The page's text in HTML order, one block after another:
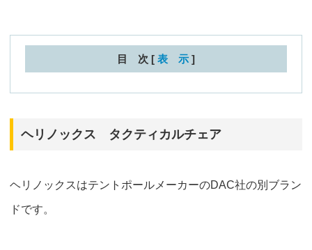
目 次 [ 表 示 ]
ヘリノックス タクティカルチェア
ヘリノックスはテントポールメーカーのDAC社の別ブラン
ドです。